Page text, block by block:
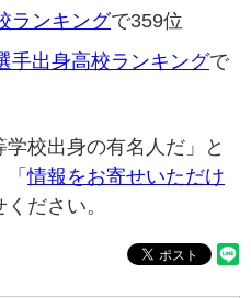
ランキングで359位
手出身高校ランキングで
学校出身の有名人だ」と
「情報をお寄せいただけ
ださい。